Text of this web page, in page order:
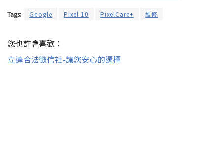
Tags: Google Pixel 10 PixelCare+ 維修
您也許會喜歡：
立達合法徵信社-讓您安心的選擇